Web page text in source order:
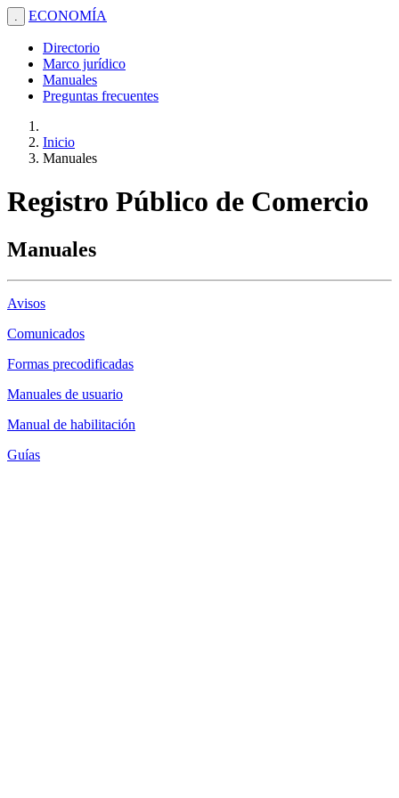
. ECONOMÍA
Directorio
Marco jurídico
Manuales
Preguntas frecuentes
Inicio
Manuales
Registro Público de Comercio
Manuales
Avisos
Comunicados
Formas precodificadas
Manuales de usuario
Manual de habilitación
Guías